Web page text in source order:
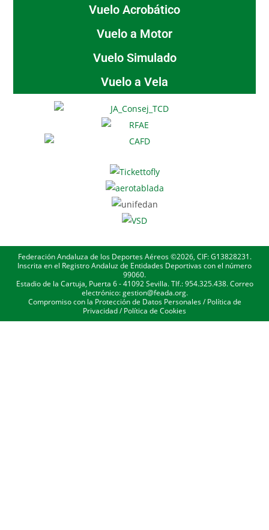
Vuelo Acrobático
Vuelo a Motor
Vuelo Simulado
Vuelo a Vela
Federación Andaluza de los Deportes Aéreos ©2026, CIF: G13828231.
Inscrita en el Registro Andaluz de Entidades Deportivas con el número
99060.
Estadio de la Cartuja, Puerta 6 - 41092 Sevilla. Tlf.: 954.325.438. Correo
electrónico: gestion@feada.org.
Compromiso con la Protección de Datos Personales/Política de
Privacidad/Política de Cookies